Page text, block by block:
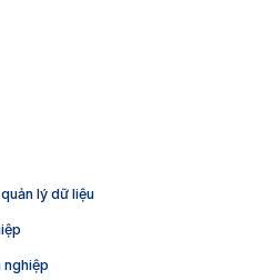
lý dữ liệu
nghiệp